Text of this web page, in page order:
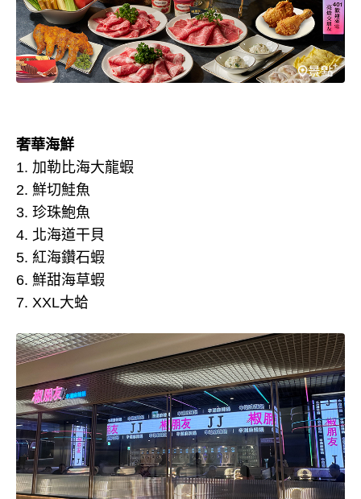
奢華海鮮
1. 加勒比海大龍蝦
2. 鮮切鮭魚
3. 珍珠鮑魚
4. 北海道干貝
5. 紅海鑽石蝦
6. 鮮甜海草蝦
7. XXL大蛤